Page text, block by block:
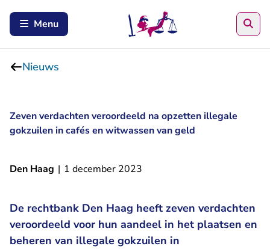
Menu
Nieuws
Zeven verdachten veroordeeld na opzetten illegale
gokzuilen in cafés en witwassen van geld
Den Haag | 1 december 2023
De rechtbank Den Haag heeft zeven verdachten
veroordeeld voor hun aandeel in het plaatsen en
beheren van illegale gokzuilen in